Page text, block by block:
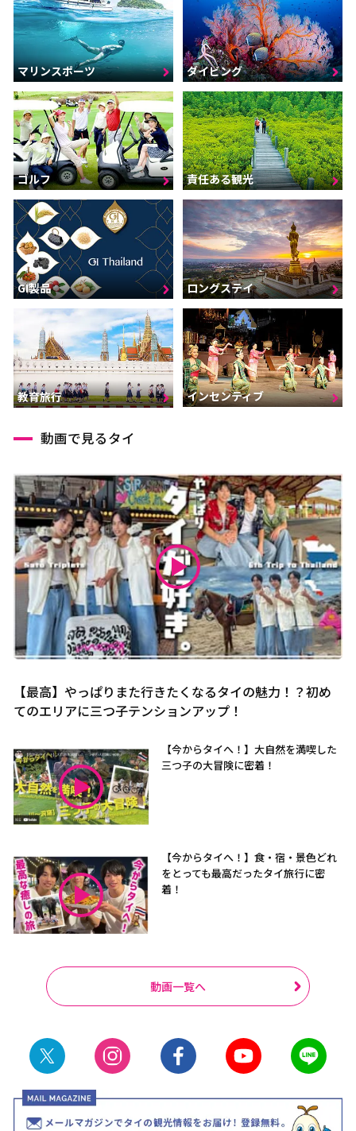
マリンスポーツ ダイビング
ゴルフ 責任ある観光
GI製品 ロングステイ
教育旅行 インセンティブ
動画で見るタイ
【最高】やっぱりまた行きたくなるタイの魅力！？初め
てのエリアに三つ子テンションアップ！
【今からタイへ！】大自然を満喫した
三つ子の大冒険に密着！
【今からタイへ！】食・宿・景色どれ
をとっても最高だったタイ旅行に密
着！
動画一覧へ